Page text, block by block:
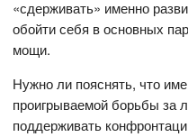
«сдерживать» именно
обойти себя в основных
мощи.
Нужно ли пояснять, что
проигрываемой борьбы за
поддерживать